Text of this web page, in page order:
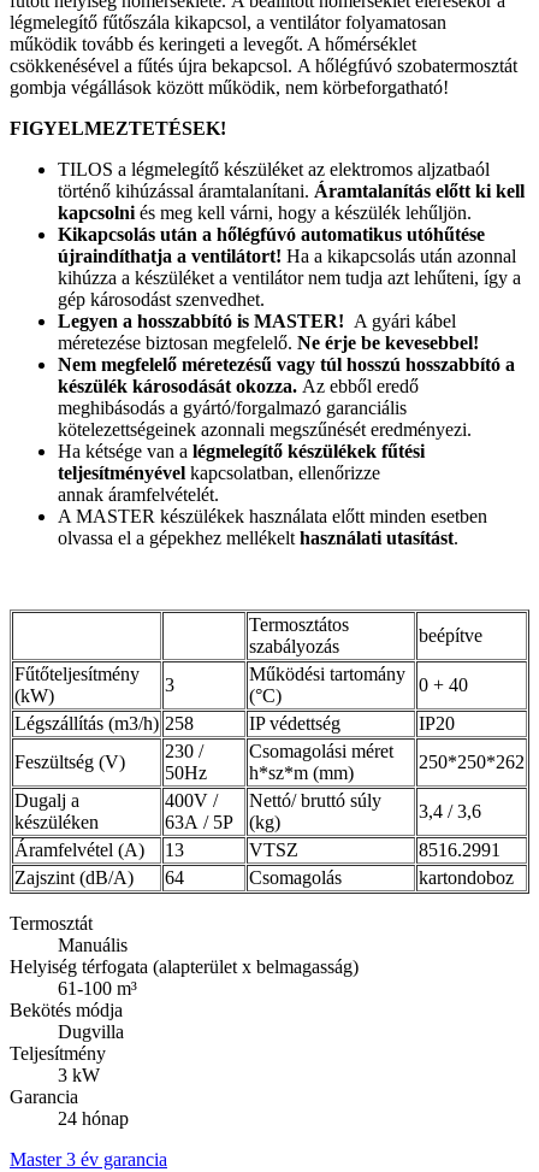
légmelegítő fűtőszála kikapcsol, a ventilátor folyamatosan
működik tovább és keringeti a levegőt. A hőmérséklet
csökkenésével a fűtés újra bekapcsol. A hőlégfúvó szobatermosztát
gombja végállások között működik, nem körbeforgatható!
FIGYELMEZTETÉSEK!
TILOS a légmelegítő készüléket az elektromos aljzatbaól
történő kihúzással áramtalanítani. Áramtalanítás előtt ki kell
kapcsolni és meg kell várni, hogy a készülék lehűljön.
Kikapcsolás után a hőlégfúvó automatikus utóhűtése
újraindíthatja a ventilátort! Ha a kikapcsolás után azonnal
kihúzza a készüléket a ventilátor nem tudja azt lehűteni, így a
gép károsodást szenvedhet.
Legyen a hosszabbító is MASTER! A gyári kábel
méretezése biztosan megfelelő. Ne érje be kevesebbel!
Nem megfelelő méretezésű vagy túl hosszú hosszabbító a
készülék károsodását okozza. Az ebből eredő
meghibásodás a gyártó/forgalmazó garanciális
kötelezettségeinek azonnali megszűnését eredményezi.
Ha kétsége van a légmelegítő készülékek fűtési
teljesítményével kapcsolatban, ellenőrizze
annak áramfelvételét.
A MASTER készülékek használata előtt minden esetben
olvassa el a gépekhez mellékelt használati utasítást.
Termosztátos
szabályozás
beépítve
Fűtőteljesítmény
(kW)
3
Működési tartomány
(°C)
0 + 40
Légszállítás (m3/h) 258 IP védettség
IP20
Feszültség (V)
230 /
50Hz
Csomagolási méret
h*sz*m (mm)
250*250*262
Dugalj a
készüléken
400V /
63A / 5P
Nettó/ bruttó súly
(kg)
3,4 / 3,6
Áramfelvétel (A)
13 VTSZ
8516.2991
Zajszint (dB/A)
64 Csomagolás kartondoboz
Termosztát
Manuális
Helyiség térfogata (alapterület x belmagasság)
61-100 m³
Bekötés módja
Dugvilla
Teljesítmény
3 kW
Garancia
24 hónap
Master 3 év garancia